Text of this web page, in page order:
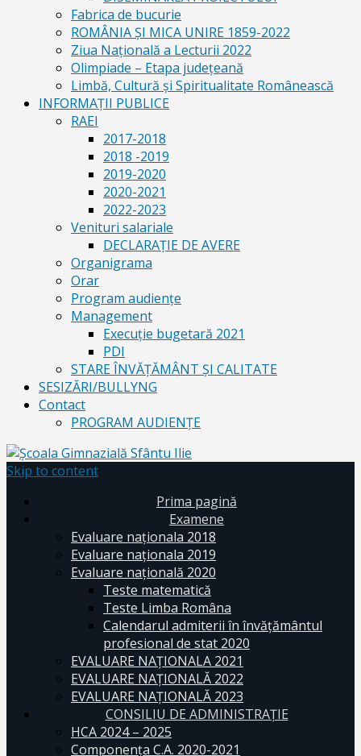
Fabrica de bucurie
ROMÂNIA ŞI MICA UNIRE 1859-2022
Ziua Naţională a Lecturii 2022
Olimpiade – Etapa judeţeană
Limbă, Cultură și Spiritualitate Românească
INFORMAŢII PUBLICE
RAEI
2017-2018
2018 -2019
2019-2020
2020-2021
2022-2023
Venituri salariale
DECLARAŢIE DE AVERE
Organigrama
Orar
Program audiențe
Management
Execuţie bugetară 2021
PDI
STARE ÎNVĂȚĂMÂNT ȘI CALITATE
SESIZĂRI/BULLYNG
Contact
PROGRAM AUDIENŢE
Skip to content
Prima pagină
Examene
Evaluare naționala 2018
Evaluare naționala 2019
Evaluare națională 2020
Teste matematică
Teste Limba Româna
Calendarul admiterii în învăţământul
profesional de stat 2020
EVALUARE NAȚIONALA 2021
EVALUARE NAŢIONALĂ 2022
EVALUARE NAŢIONALĂ 2023
CONSILIU DE ADMINISTRAȚIE
HCA 2024 – 2025
Componența C.A. 2020-2021